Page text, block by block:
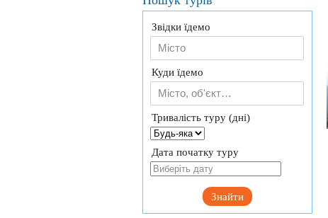
Звідки їдемо
Куди їдемо
Тривалість туру (дні)
Дата початку туру
Знайти